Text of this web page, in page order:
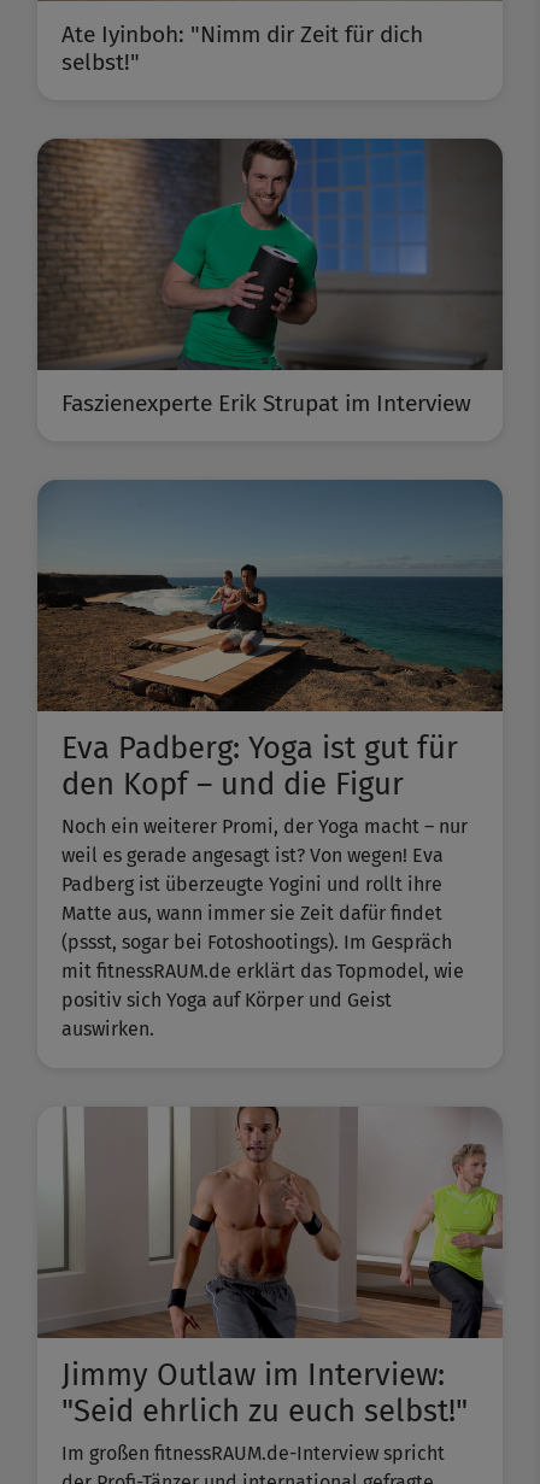
Ate Iyinboh: "Nimm dir Zeit für dich
selbst!"
Faszienexperte Erik Strupat im Interview
Eva Padberg: Yoga ist gut für
den Kopf – und die Figur
Noch ein weiterer Promi, der Yoga macht – nur
weil es gerade angesagt ist? Von wegen! Eva
Padberg ist überzeugte Yogini und rollt ihre
Matte aus, wann immer sie Zeit dafür findet
(pssst, sogar bei Fotoshootings). Im Gespräch
mit fitnessRAUM.de erklärt das Topmodel, wie
positiv sich Yoga auf Körper und Geist
auswirken.
Jimmy Outlaw im Interview:
"Seid ehrlich zu euch selbst!"
Im großen fitnessRAUM.de-Interview spricht